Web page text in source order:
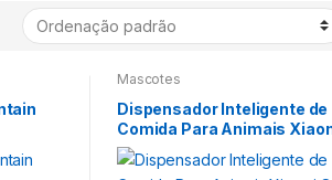
Mascotes
Dispensador Inteligente de
Comida Para Animais
Smart Pet Food Feeder